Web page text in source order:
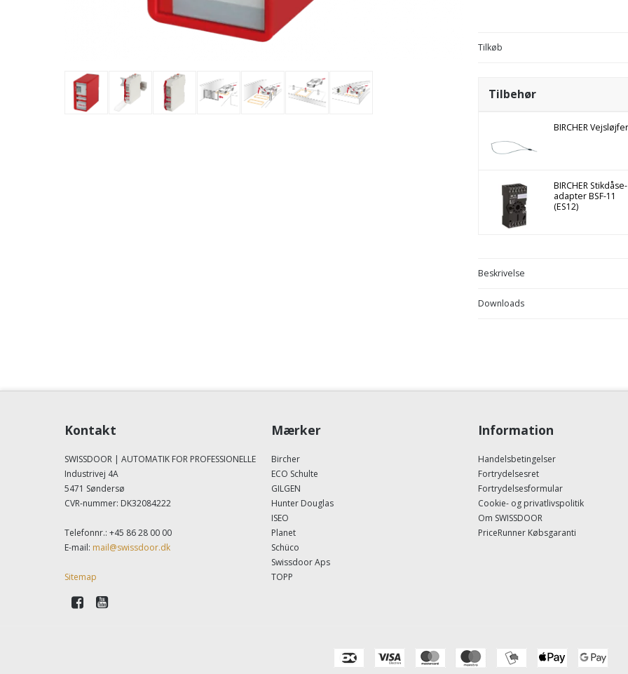
Tilkøb
Tilbehør
BIRCHER
BIRCHER Stikdåse-
adapter BSF-11
(ES12)
Beskrivelse
Downloads
Kontakt
SWISSDOOR | AUTOMATIK FOR PROFESSIONELLE
Industrivej 4A
5471 Søndersø
CVR-nummer: DK32084222
Telefonnr.: +45 86 28 00 00
E-mail: mail@swissdoor.dk
Sitemap
Mærker
Bircher
ECO Schulte
GILGEN
Hunter Douglas
ISEO
Planet
Schüco
Swissdoor Aps
TOPP
Information
Handelsbetingelser
Fortrydelsesret
Fortrydelsesformular
Cookie- og privatlivspolitik
Om SWISSDOOR
PriceRunner Købsgaranti